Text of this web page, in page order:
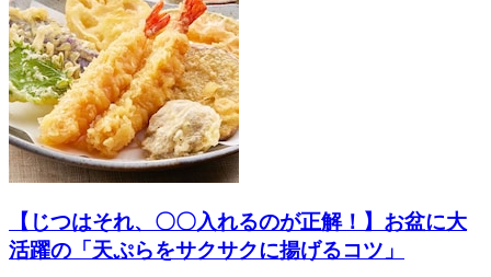
【じつはそれ、〇〇入れるのが正解！】お盆に大
活躍の「天ぷらをサクサクに揚げるコツ」